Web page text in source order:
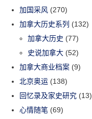
加国采风 (270)
加拿大历史系列 (132)
加拿大历史 (77)
史说加拿大 (52)
加拿大商业档案 (9)
北京奥运 (138)
回忆录及家史研究 (13)
心情随笔 (69)